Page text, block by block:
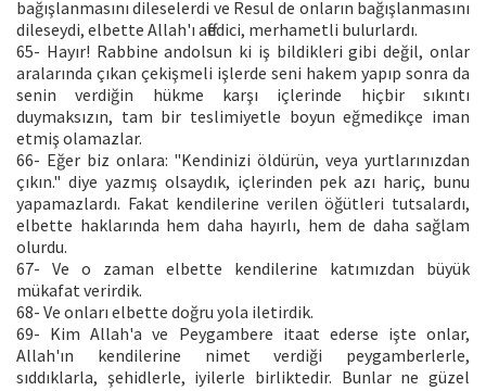
bağışlanmasını dileselerdi ve Resul de onların bağışlanmasını
dileseydi, elbette Allah'ı affedici, merhametli bulurlardı.
65- Hayır! Rabbine andolsun ki iş bildikleri gibi değil, onlar
aralarında çıkan çekişmeli işlerde seni hakem yapıp sonra da
senin verdiğin hükme karşı içlerinde hiçbir sıkıntı
duymaksızın, tam bir teslimiyetle boyun eğmedikçe iman
etmiş olamazlar.
66- Eğer biz onlara: "Kendinizi öldürün, veya yurtlarınızdan
çıkın." diye yazmış olsaydık, içlerinden pek azı hariç, bunu
yapamazlardı. Fakat kendilerine verilen öğütleri tutsalardı,
elbette haklarında hem daha hayırlı, hem de daha sağlam
olurdu.
67- Ve o zaman elbette kendilerine katımızdan büyük
mükafat verirdik.
68- Ve onları elbette doğru yola iletirdik.
69- Kim Allah'a ve Peygambere itaat ederse işte onlar,
Allah'ın kendilerine nimet verdiği peygamberlerle,
sıddıklarla, şehidlerle, iyilerle birliktedir. Bunlar ne güzel